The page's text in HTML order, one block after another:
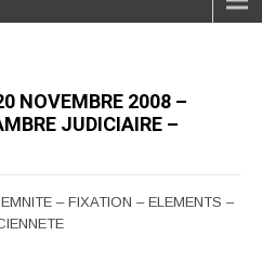
NOVEMBRE 2008 –
JUDICIAIRE –
– FIXATION – ELEMENTS –